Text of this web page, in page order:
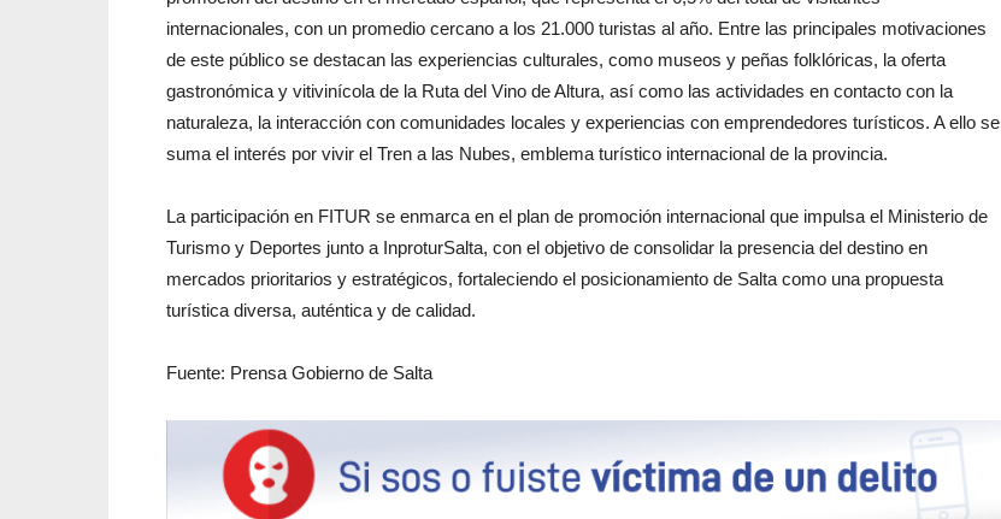
internacionales, con un promedio cercano a los 21.000 turistas al año. Entre las principales motivaciones
de este público se destacan las experiencias culturales, como museos y peñas folklóricas, la oferta
gastronómica y vitivinícola de la Ruta del Vino de Altura, así como las actividades en contacto con la
naturaleza, la interacción con comunidades locales y experiencias con emprendedores turísticos. A ello se
suma el interés por vivir el Tren a las Nubes, emblema turístico internacional de la provincia.
La participación en FITUR se enmarca en el plan de promoción internacional que impulsa el Ministerio de
Turismo y Deportes junto a InproturSalta, con el objetivo de consolidar la presencia del destino en
mercados prioritarios y estratégicos, fortaleciendo el posicionamiento de Salta como una propuesta
turística diversa, auténtica y de calidad.
Fuente: Prensa Gobierno de Salta